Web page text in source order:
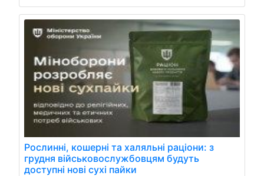
Рослинні, кошерні та халяльні раціони: з
грудня військовослужбовцям будуть
доступні нові сухі пайки